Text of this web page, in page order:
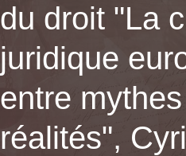
du droit "La
juridique
entre
réalités",